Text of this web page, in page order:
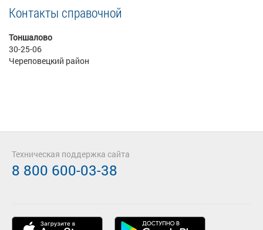
Контакты справочной
Тоншалово
30-25-06
Череповецкий район
Техническая поддержка сайта
8 800 600-03-38